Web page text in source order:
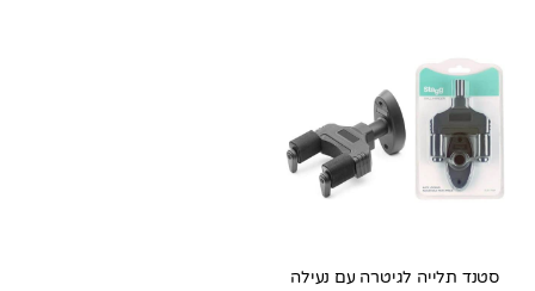
סטנד תלייה לגיטרה עם נעילה